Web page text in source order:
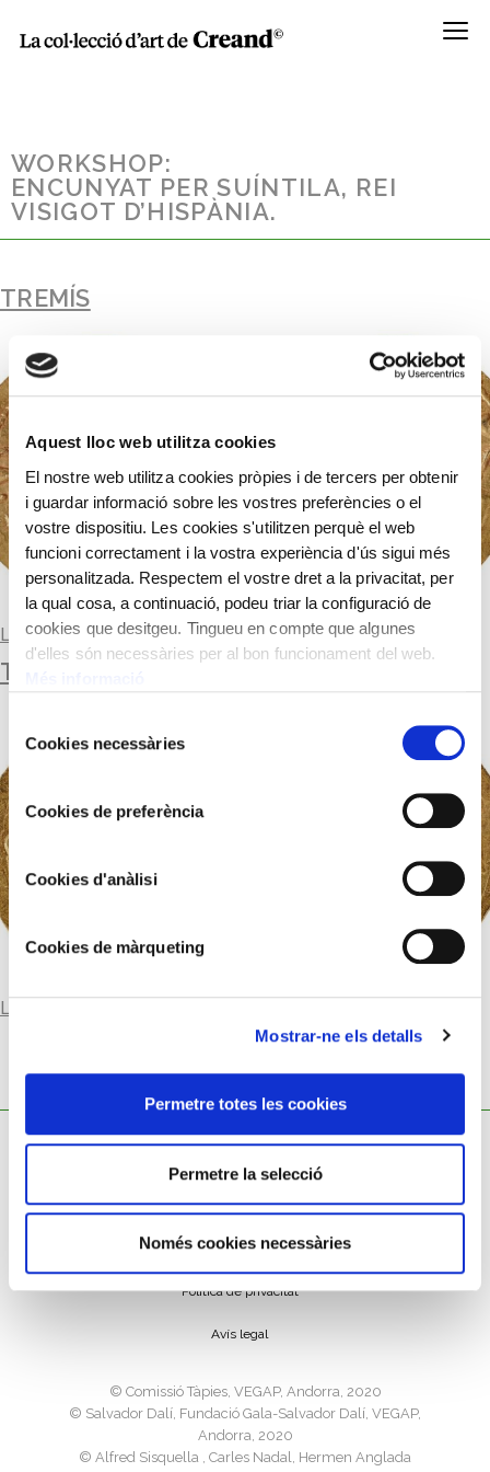
Aquest lloc web utilitza cookies
El nostre web utilitza cookies pròpies i de tercers per obtenir
i guardar informació sobre les vostres preferències o el
vostre dispositiu. Les cookies s'utilitzen perquè el web
funcioni correctament i la vostra experiència d'ús sigui més
personalitzada. Respectem el vostre dret a la privacitat, per
la qual cosa, a continuació, podeu triar la configuració de
cookies que desitgeu. Tingueu en compte que algunes
d'elles són necessàries per al bon funcionament del web.
de
consentiment
Cookies necessàries
Cookies de preferència
Cookies d'anàlisi
Cookies de màrqueting
Mostrar-ne els detalls
Permetre totes les cookies
Permetre la selecció
Només cookies necessàries
Menú
WORKSHOP:
ENCUNYAT PER SUÍNTILA, REI
VISIGOT D’HISPÀNIA.
TREMÍS
Llegir-ne més
TREMÍS
Llegir-ne més
Política de cookies
Política de privacitat
Avís legal
©️ Comissió Tàpies, VEGAP, Andorra, 2020
©️ Salvador Dalí, Fundació Gala-Salvador Dalí, VEGAP,
Andorra, 2020
©️ Alfred Sisquella , Carles Nadal, Hermen Anglada